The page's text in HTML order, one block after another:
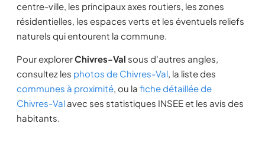
centre-ville, les principaux axes routiers, les zones
résidentielles, les espaces verts et les éventuels reliefs
naturels qui entourent la commune.
Pour explorerChivres-Val sous d'autres angles,
consultez les photos de Chivres-Val, la liste des
communes à proximité, ou la fiche détaillée de
Chivres-Val avec ses statistiques INSEE et les avis des
habitants.